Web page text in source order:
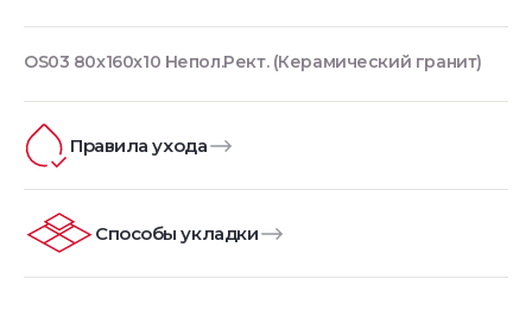
OS03 80x160x10 Непол.Рект. (Керамический гранит)
Правила ухода
Способы укладки